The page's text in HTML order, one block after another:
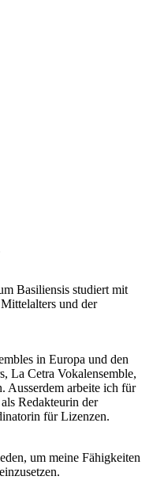
Basiliensis studiert mit
und der
in Europa und den
La Cetra Vokalensemble,
Ausserdem arbeite ich für
Redakteurin der
für Lizenzen.
um meine Fähigkeiten